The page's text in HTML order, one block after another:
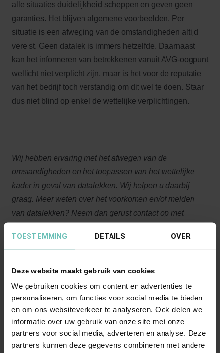
TOESTEMMING DETAILS OVER
Deze website maakt gebruik van cookies
We gebruiken cookies om content en advertenties te
personaliseren, om functies voor social media te bieden
en om ons websiteverkeer te analyseren. Ook delen we
informatie over uw gebruik van onze site met onze
partners voor social media, adverteren en analyse. Deze
partners kunnen deze gegevens combineren met andere
alle situaties duidelijkheid scheppen en geven geen
garanties. Het blijven algemene voorbeelden. Per
situatie is een afweging van de omstandigheden altijd
vereist. Geen datalek is immers hetzelfde. Daarnaast
kan het informeren van betrokkenen vanuit AVG-oogpunt
wellicht niet verplicht zijn, maar is het voor de reputatie
van het bedrijf toch verstandig om dit wel te doen. Staar
dus niet blind op enkel de wettelijke verplichtingen.
Wij hebben ervaring met het afwegen van de
omstandigheden en het toepassen van het wettelijke
kader in geval van datalekken. Wij helpen u daarbij
graag. Meer weten over het voorkomen en/of melden
van datalekken? Neem dan gerust contact op met
Privacy-team.
Meer nieuws